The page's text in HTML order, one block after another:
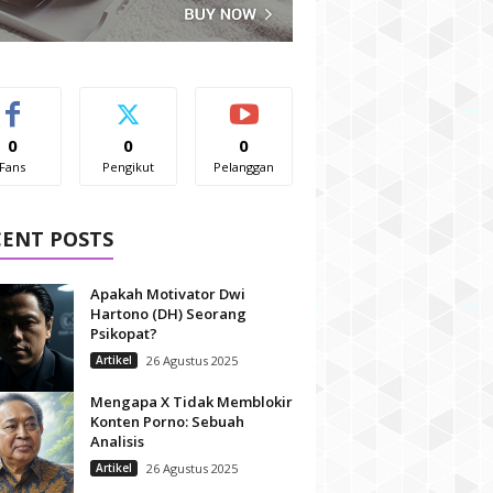
0
Fans
0
Pengikut
0
Pelanggan
POSTS
Apakah Motivator Dwi
Hartono (DH) Seorang
Psikopat?
Artikel 26 Agustus 2025
Mengapa X Tidak Memblokir
Konten Porno: Sebuah
Analisis
Artikel 26 Agustus 2025